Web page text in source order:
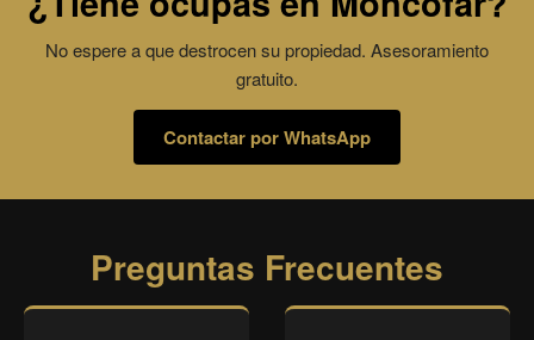
No espere a que destrocen su propiedad. Asesoramiento
gratuito.
Contactar por WhatsApp
Preguntas Frecuentes